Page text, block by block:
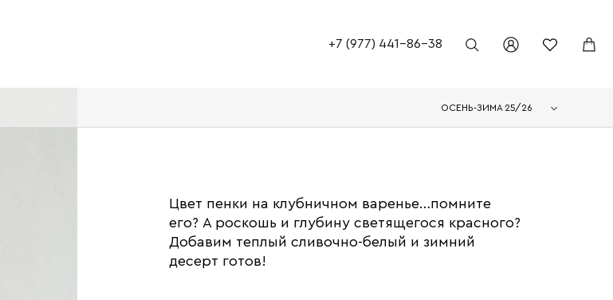
ОСЕНЬ-ЗИМА 25/26
+7 (977) 441-86-38
Цвет пенки на клубничном варенье…помните
его? А роскошь и глубину светящегося красного?
Добавим теплый сливочно-белый и зимний
десерт готов!